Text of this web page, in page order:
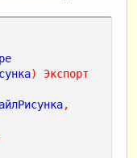
)
Экспорт
,